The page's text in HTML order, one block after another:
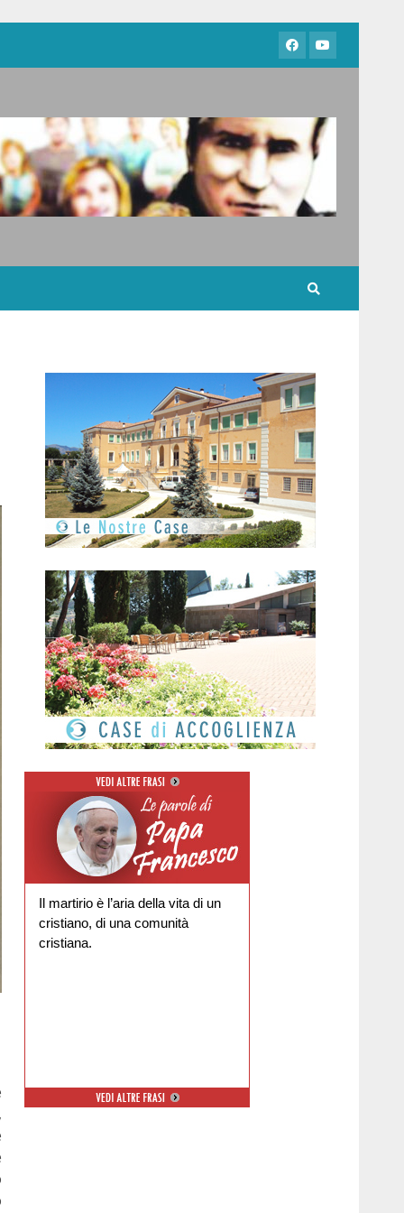
Il martirio è l’aria della vita di un
cristiano, di una comunità
cristiana.